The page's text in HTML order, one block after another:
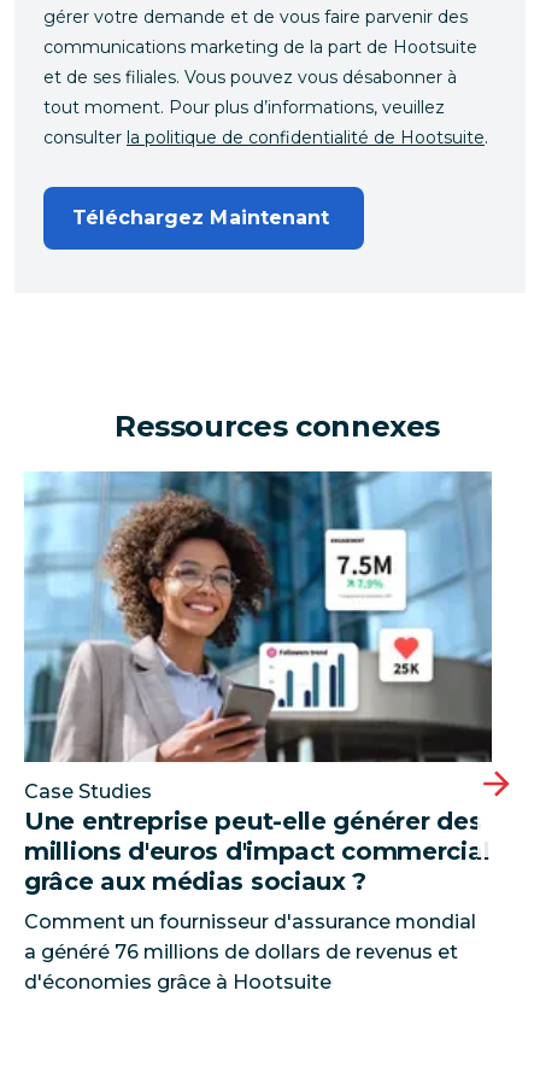
gérer votre demande et de vous faire parvenir des
communications marketing de la part de Hootsuite
et de ses filiales. Vous pouvez vous désabonner à
tout moment. Pour plus d’informations, veuillez
consulter la politique de confidentialité de Hootsuite.
Téléchargez Maintenant
Ressources connexes
Une entreprise peut-elle générer des millions
Case Studies
Une entreprise peut-elle générer des
millions d'euros d'impact commercial
grâce aux médias sociaux ?
Comment un fournisseur d'assurance mondial
a généré 76 millions de dollars de revenus et
d'économies grâce à Hootsuite